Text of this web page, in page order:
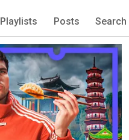
Playlists Posts Search